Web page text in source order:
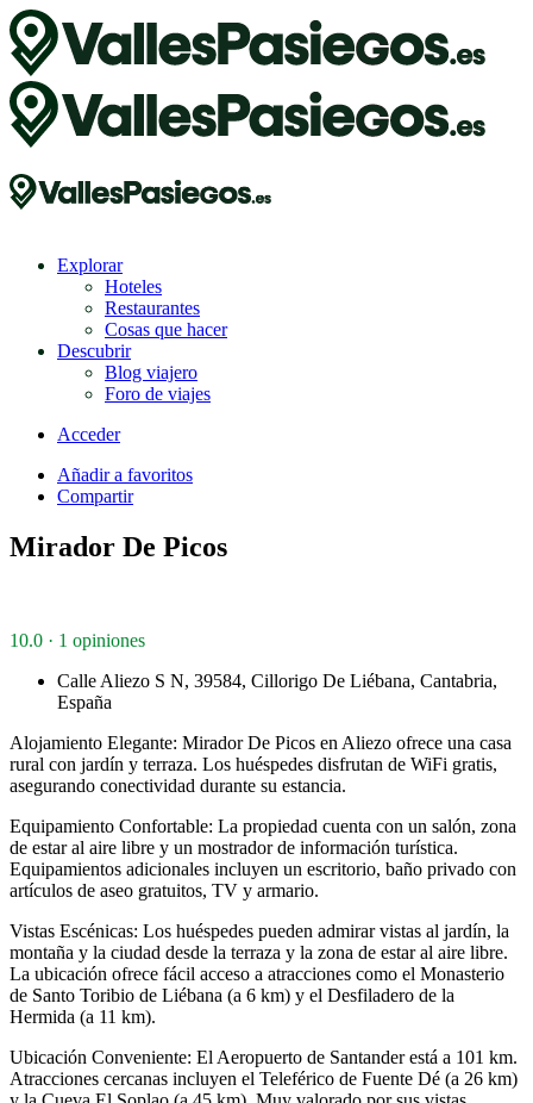
Explorar
Hoteles
Restaurantes
Cosas que hacer
Descubrir
Blog viajero
Foro de viajes
Acceder
Añadir a favoritos
Compartir
Mirador De Picos
10.0 · 1 opiniones
Calle Aliezo S N, 39584, Cillorigo De Liébana, Cantabria,
España
Alojamiento Elegante: Mirador De Picos en Aliezo ofrece una casa
rural con jardín y terraza. Los huéspedes disfrutan de WiFi gratis,
asegurando conectividad durante su estancia.
Equipamiento Confortable: La propiedad cuenta con un salón, zona
de estar al aire libre y un mostrador de información turística.
Equipamientos adicionales incluyen un escritorio, baño privado con
artículos de aseo gratuitos, TV y armario.
Vistas Escénicas: Los huéspedes pueden admirar vistas al jardín, la
montaña y la ciudad desde la terraza y la zona de estar al aire libre.
La ubicación ofrece fácil acceso a atracciones como el Monasterio
de Santo Toribio de Liébana (a 6 km) y el Desfiladero de la
Hermida (a 11 km).
Ubicación Conveniente: El Aeropuerto de Santander está a 101 km.
Atracciones cercanas incluyen el Teleférico de Fuente Dé (a 26 km)